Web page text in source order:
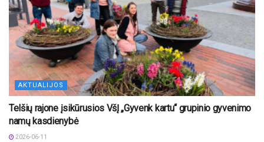
AKTUALIJOS
Telšių rajone įsikūrusios VšĮ „Gyvenk kartu“ grupinio gyvenimo
namų kasdienybė
2026-06-11